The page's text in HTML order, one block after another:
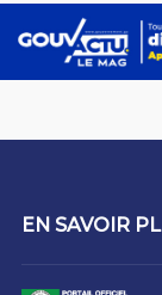
EN SAVOIR